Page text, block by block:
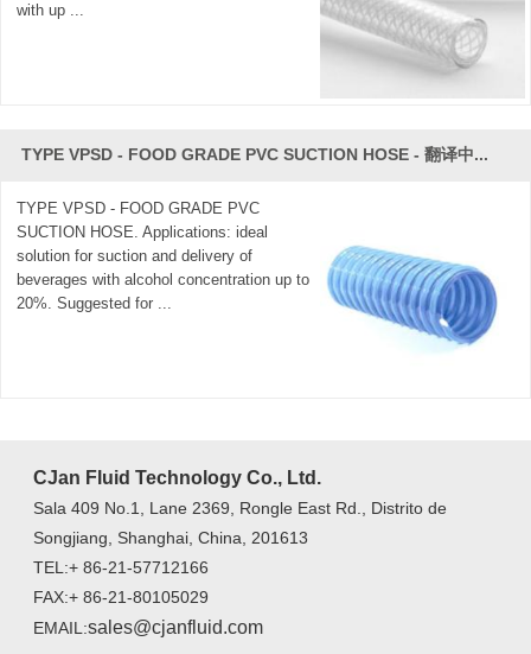
4. Claro, Visual. Puedes ver el fluido adentro.
CJan prioriza 'Alto valor en precio, tiempo de producción
eficiente y excelentes servicios posventa' como nuestro
with up ...
TYPE VPSD - FOOD GRADE PVC SUCTION HOSE - 翻译中...
TYPE VPSD - FOOD GRADE PVC
SUCTION HOSE. Applications: ideal
solution for suction and delivery of
beverages with alcohol concentration up to
20%. Suggested for ...
CJan Fluid Technology Co., Ltd.
Sala 409 No.1, Lane 2369, Rongle East Rd., Distrito de
Songjiang, Shanghai, China, 201613
TEL:+ 86-21-57712166
FAX:+ 86-21-80105029
EMAIL:sales@cjanfluid.com